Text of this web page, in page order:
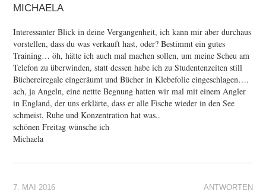
MICHAELA
Interessanter Blick in deine Vergangenheit, ich kann mir aber durchaus
vorstellen, dass du was verkauft hast, oder? Bestimmt ein gutes
Training… öh, hätte ich auch mal machen sollen, um meine Scheu am
Telefon zu überwinden, statt dessen habe ich zu Studentenzeiten still
Büchereiregale eingeräumt und Bücher in Klebefolie eingeschlagen….
ach, ja Angeln, eine nettte Begnung hatten wir mal mit einem Angler
in England, der uns erklärte, dass er alle Fische wieder in den See
schmeist, Ruhe und Konzentration hat was..
schönen Freitag wünsche ich
Michaela
ANTWORTEN
7. MAI 2016